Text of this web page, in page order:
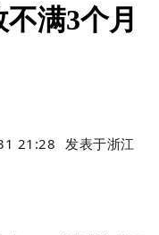
满3个月
21:28 发表于浙江